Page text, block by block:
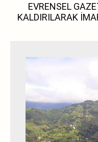
EVRENSEL
KALDIRILARAK